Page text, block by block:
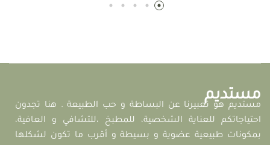
مستديم
مستديم هو تعبيرنا عن البساطة و حب الطبيعة . هنا تجدون
احتياجاتكم للعناية الشخصية، للمطبخ ،للتشافي و العافية،
بمكونات طبيعية عضوية و بسيطة و أقرب ما تكون لشكلها